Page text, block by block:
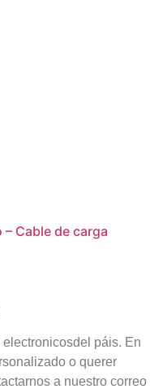
Cable de carga
páis. En
o querer
a nuestro correo